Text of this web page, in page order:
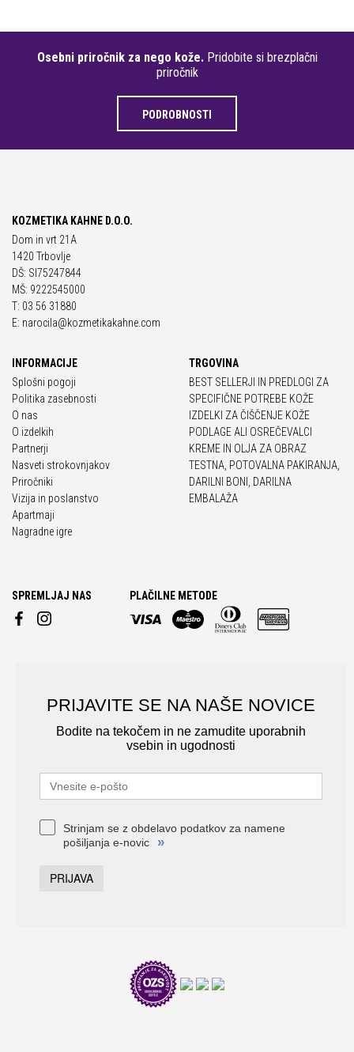
Osebni priročnik za nego kože. Pridobite si brezplačni
priročnik
PODROBNOSTI
KOZMETIKA KAHNE D.O.O.
Dom in vrt 21A
1420 Trbovlje
DŠ: SI75247844
MŠ: 9222545000
T: 03 56 31880
E: narocila@kozmetikakahne.com
INFORMACIJE
Splošni pogoji
Politika zasebnosti
O nas
O izdelkih
Partnerji
Nasveti strokovnjakov
Priročniki
Vizija in poslanstvo
Apartmaji
Nagradne igre
TRGOVINA
BEST SELLERJI IN PREDLOGI ZA
SPECIFIČNE POTREBE KOŽE
IZDELKI ZA ČIŠČENJE KOŽE
PODLAGE ALI OSREČEVALCI
KREME IN OLJA ZA OBRAZ
TESTNA, POTOVALNA PAKIRANJA,
DARILNI BONI, DARILNA
EMBALAŽA
SPREMLJAJ NAS PLAČILNE METODE
PRIJAVITE SE NA NAŠE NOVICE
Bodite na tekočem in ne zamudite uporabnih
vsebin in ugodnosti
Strinjam se z obdelavo podatkov za namene
pošiljanja e-novic
»
PRIJAVA